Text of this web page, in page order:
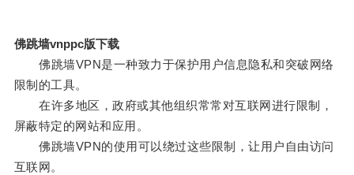
佛跳墙vnppc版下载
佛跳墙VPN是一种致力于保护用户信息隐私和突破网络
限制的工具。
在许多地区，政府或其他组织常常对互联网进行限制，
屏蔽特定的网站和应用。
佛跳墙VPN的使用可以绕过这些限制，让用户自由访问
互联网。